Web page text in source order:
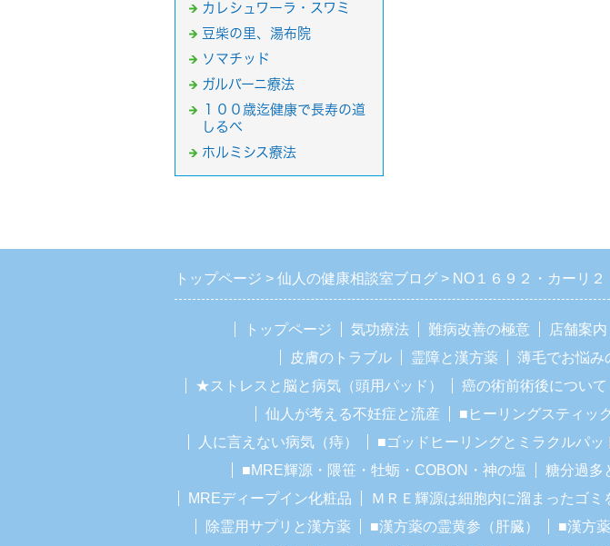
カレシュワーラ・スワミ
豆柴の里、湯布院
ソマチッド
ガルバーニ療法
１００歳迄健康で長寿の道
しるべ
ホルミシス療法
トップページ 仙人の健康相談室ブログ NO１６９２・カーリ２
トップページ 気功療法 難病改善の極意 店舗案内
皮膚のトラブル
霊障と漢方薬 薄毛でお悩み
★ストレスと脳と病気（頭用パッド）
癌の術前術後について
仙人が考える不妊症と流産
■ヒーリングスティッ
人に言えない病気（痔）
■ゴッドヒーリングとミラクルパッ
■MRE輝源・隈笹・牡蛎・COBON・神の塩
糖分過多
MREディープイン化粧品
ＭＲＥ輝源は細胞内に溜まったゴ
除霊用サプリと漢方薬
■漢方薬の霊黄参（肝臓） ■漢方